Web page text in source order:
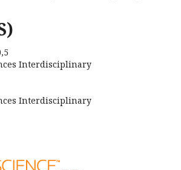
Interdisciplinary
Interdisciplinary